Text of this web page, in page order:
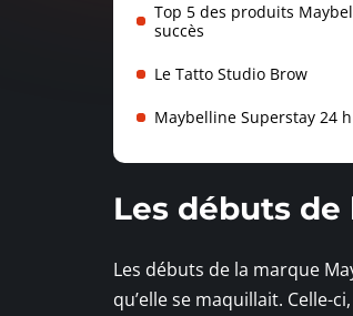
Top 5 des produits
succès
Le Tatto Studio Brow
Maybelline Superstay 24 h
Les débuts
Les débuts de la marque
qu’elle se maquillait. Celle-